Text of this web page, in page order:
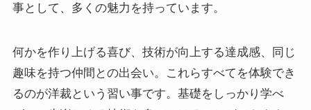
事として、多くの魅力を持っています。
何かを作り上げる喜び、技術が向上する達成感、同じ
趣味を持つ仲間との出会い。これらすべてを体験でき
るのが洋裁という習い事です。基礎をしっかり学べ